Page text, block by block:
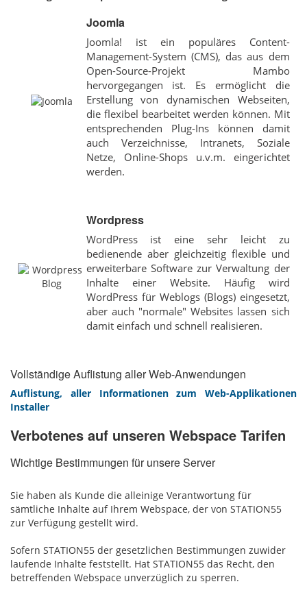
Joomla
Joomla! ist ein populäres Content-
Management-System (CMS), das aus dem
Open-Source-Projekt Mambo
hervorgegangen ist. Es ermöglicht die
Erstellung von dynamischen Webseiten,
die flexibel bearbeitet werden können. Mit
entsprechenden Plug-Ins können damit
auch Verzeichnisse, Intranets, Soziale
Netze, Online-Shops u.v.m. eingerichtet
werden.
Wordpress
WordPress ist eine sehr leicht zu
bedienende aber gleichzeitig flexible und
erweiterbare Software zur Verwaltung der
Inhalte einer Website. Häufig wird
WordPress für Weblogs (Blogs) eingesetzt,
aber auch "normale" Websites lassen sich
damit einfach und schnell realisieren.
Vollständige Auflistung aller Web-Anwendungen
Auflistung, aller Informationen zum Web-Applikationen
Installer
Verbotenes auf unseren Webspace Tarifen
Wichtige Bestimmungen für unsere Server
Sie haben als Kunde die alleinige Verantwortung für
sämtliche Inhalte auf Ihrem Webspace, der von STATION55
zur Verfügung gestellt wird.
Sofern STATION55 der gesetzlichen Bestimmungen zuwider
laufende Inhalte feststellt. Hat STATION55 das Recht, den
betreffenden Webspace unverzüglich zu sperren.